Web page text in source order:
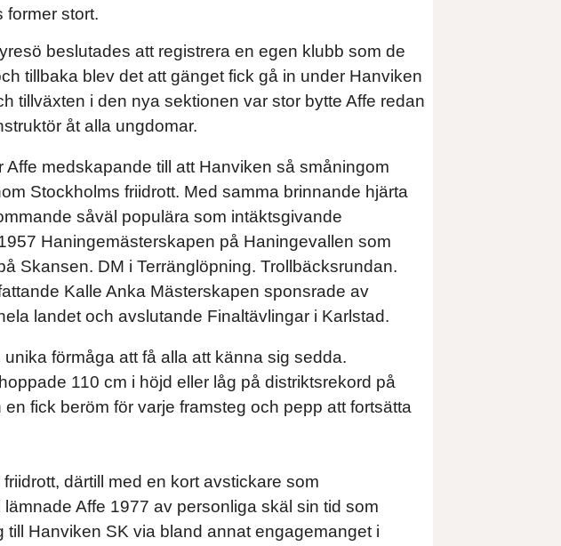
former stort.
beslutades att registrera en egen klubb som de
tillbaka blev det att gänget fick gå in under Hanviken
tillväxten i den nya sektionen var stor bytte Affe redan
åt alla ungdomar.
medskapande till att Hanviken så småningom
Stockholms friidrott. Med samma brinnande hjärta
såväl populära som intäktsgivande
Haningemästerskapen på Haningevallen som
Skansen. DM i Terränglöpning. Trollbäcksrundan.
Kalle Anka Mästerskapen sponsrade av
landet och avslutande Finaltävlingar i Karlstad.
förmåga att få alla att känna sig sedda.
110 cm i höjd eller låg på distriktsrekord på
fick beröm för varje framsteg och pepp att fortsätta
därtill med en kort avstickare som
Affe 1977 av personliga skäl sin tid som
Hanviken SK via bland annat engagemanget i